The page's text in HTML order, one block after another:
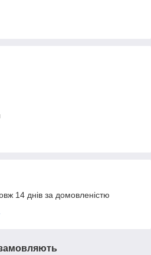
14 днів за домовленістю